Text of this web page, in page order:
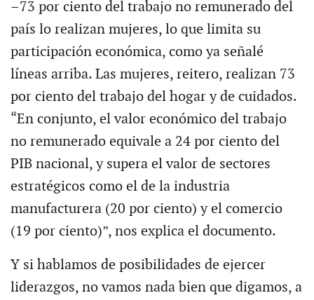
–73 por ciento del trabajo no remunerado del
país lo realizan mujeres, lo que limita su
participación económica, como ya señalé
líneas arriba. Las mujeres, reitero, realizan 73
por ciento del trabajo del hogar y de cuidados.
“En conjunto, el valor económico del trabajo
no remunerado equivale a 24 por ciento del
PIB nacional, y supera el valor de sectores
estratégicos como el de la industria
manufacturera (20 por ciento) y el comercio
(19 por ciento)”, nos explica el documento.
Y si hablamos de posibilidades de ejercer
liderazgos, no vamos nada bien que digamos, a